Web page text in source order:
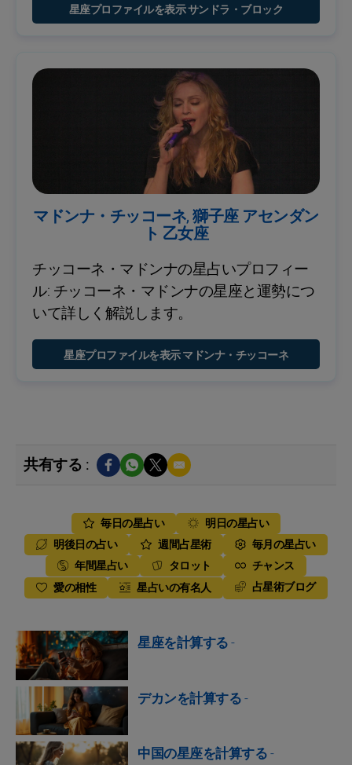
星座プロファイルを表示 サンドラ・ブロック
マドンナ・チッコーネ, 獅子座 アセンダン
ト 乙女座
チッコーネ・マドンナの星占いプロフィー
ル: チッコーネ・マドンナの星座と運勢につ
いて詳しく解説します。
星座プロファイルを表示 マドンナ・チッコーネ
共有する :
毎日の星占い
明日の星占い
明後日の占い
週間占星術
毎月の星占い
年間星占い
タロット
チャンス
愛の相性
星占いの有名人 占星術ブログ
星座を計算する-
デカンを計算する-
中国の星座を計算する-